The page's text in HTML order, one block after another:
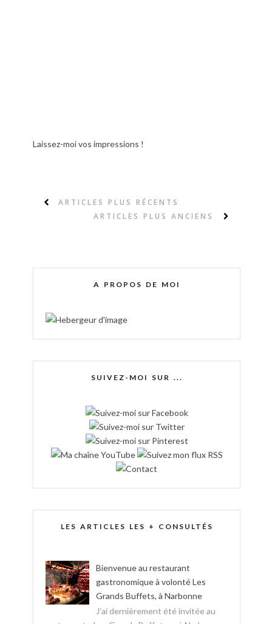
Laissez-moi vos impressions !
ARTICLES PLUS RÉCENTS
ARTICLES PLUS ANCIENS
A PROPOS DE MOI
SUIVEZ-MOI SUR ...
LES ARTICLES LES + CONSULTÉS
Bienvenue au restaurant
gastronomique à volonté Les
Grands Buffets, à Narbonne
J’ai dernièrement été invitée au